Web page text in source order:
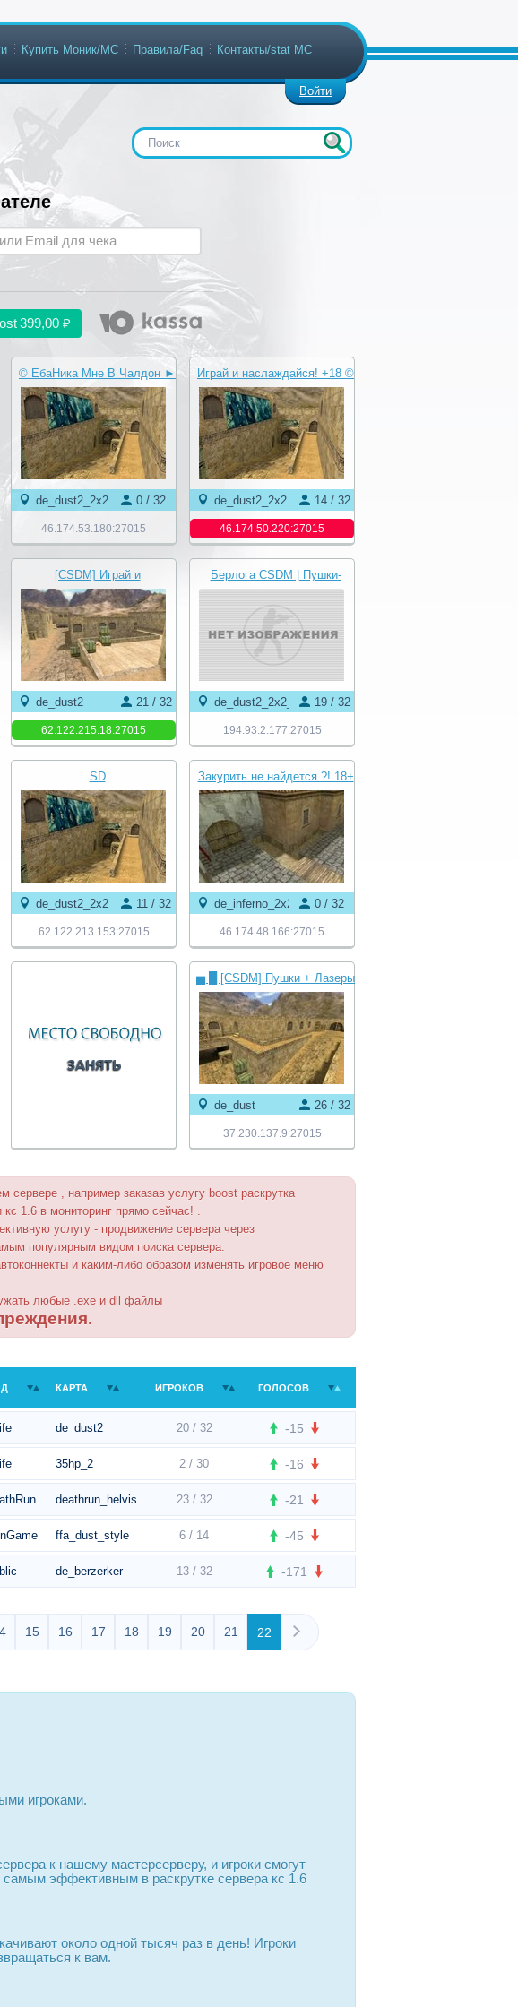
Войти
Купить Моник/МС Правила/Faq Контакты/stat МС
399,00 ₽
© ЕбаНика Мне В Чалдон ►
PUBLIC
0 / 32
de_dust2_2x2
46.174.53.180:27015
Играй и наслаждайся! +18 ©
Public
14 / 32
de_dust2_2x2
46.174.50.220:27015
[CSDM] Играй и
наслаждайся! © Classic
21 / 32
de_dust2
62.122.215.18:27015
Берлога CSDM | Пушки-
Лазеры
19 / 32
de_dust2_2x2_xmas
194.93.2.177:27015
SD
11 / 32
de_dust2_2x2
62.122.213.153:27015
Закурить не найдется ?! 18+
0 / 32
de_inferno_2x2
46.174.48.166:27015
▅ █ [CSDM] Пушки + Лазеры
© █ ▅
26 / 32
de_dust
37.230.137.9:27015
, например заказав услугу boost раскрутка
1.6 в мониторинг прямо сейчас! .
услугу - продвижение сервера через
популярным видом поиска сервера.
и каким-либо образом изменять игровое меню
любые .exe и dll файлы
КАРТА ИГРОКОВ ГОЛОСОВ
de_dust2 20 / 32 -15
35hp_2 2 / 30 -16
deathrun_helvis 23 / 32 -21
ffa_dust_style 6 / 14 -45
de_berzerker 13 / 32 -171
15 16 17 18 19 20 21 22
игроками.
к нашему мастерсерверу, и игроки смогут
эффективным в раскрутке сервера кс 1.6
около одной тысяч раз в день! Игроки
к вам.